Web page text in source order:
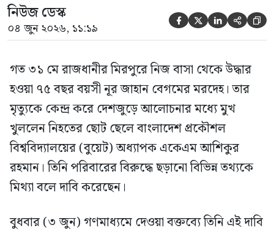
নিউজ ডেস্ক
০৪ জুন ২০২৬, ১১:১৯     
গত ৩১ মে রাজধানীর মিরপুরে নিজ বাসা থেকে উদ্ধার
হওয়া ৭৫ বছর বয়সী নূর জাহান বেগমের মরদেহ। তার
মৃত্যুকে কেন্দ্র করে দেশজুড়ে আলোচনার মধ্যে মুখ
খুললেন নিহতের ছোট ছেলে বাংলাদেশ প্রকৌশল
বিশ্ববিদ্যালয়ের (বুয়েট) অধ্যাপক একেএম আশিকুর
রহমান। তিনি পরিবারের বিরুদ্ধে ছড়ানো বিভিন্ন তথ্যকে
মিথ্যা বলে দাবি করেছেন।
বুধবার (৩ জুন) গণমাধ্যমে দেওয়া বক্তব্যে তিনি এই দাবি